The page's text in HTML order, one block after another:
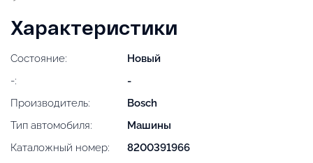
Характеристики
Состояние:
Новый
-:
-
Производитель:
Bosch
Тип автомобиля:
Машины
Каталожный номер:
8200391966